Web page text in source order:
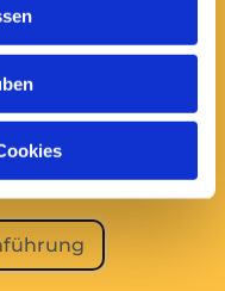
Feiertagen finden
statt!